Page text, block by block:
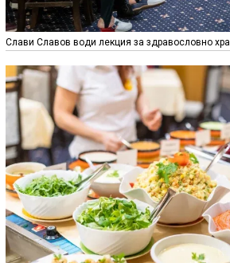
Слави Славов води лекция за здравословно